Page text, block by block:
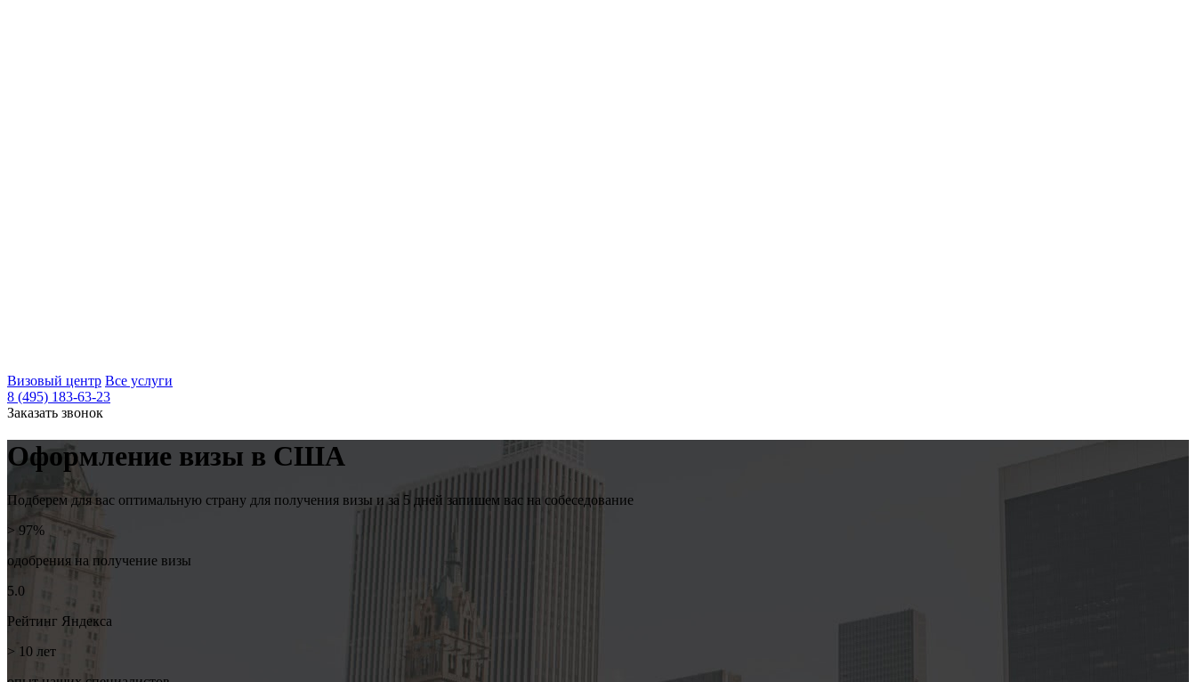
Визовый центр Все услуги
8 (495) 183-63-23
Заказать звонок
Оформление визы в США
Подберем для вас оптимальную страну для получения визы и за 5 дней запишем вас на собеседование
> 97%
одобрения на получение визы
5.0
Рейтинг Яндекса
> 10 лет